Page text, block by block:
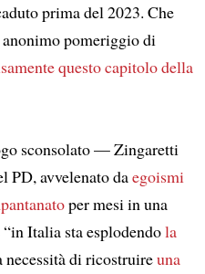
prima del 2023. Che
pomeriggio di
questo capitolodella
sconsolato — Zingaretti
PD, avvelenato daegoismi
per mesi in una
Italia sta esplodendola
necessità di ricostruireuna